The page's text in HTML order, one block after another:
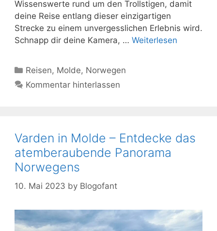
Wissenswerte rund um den Trollstigen, damit
deine Reise entlang dieser einzigartigen
Strecke zu einem unvergesslichen Erlebnis wird.
Schnapp dir deine Kamera, … Weiterlesen
Kategorien
Reisen, Molde, Norwegen
Kommentar hinterlassen
Varden in Molde – Entdecke das
atemberaubende Panorama
Norwegens
10. Mai 2023 by Blogofant